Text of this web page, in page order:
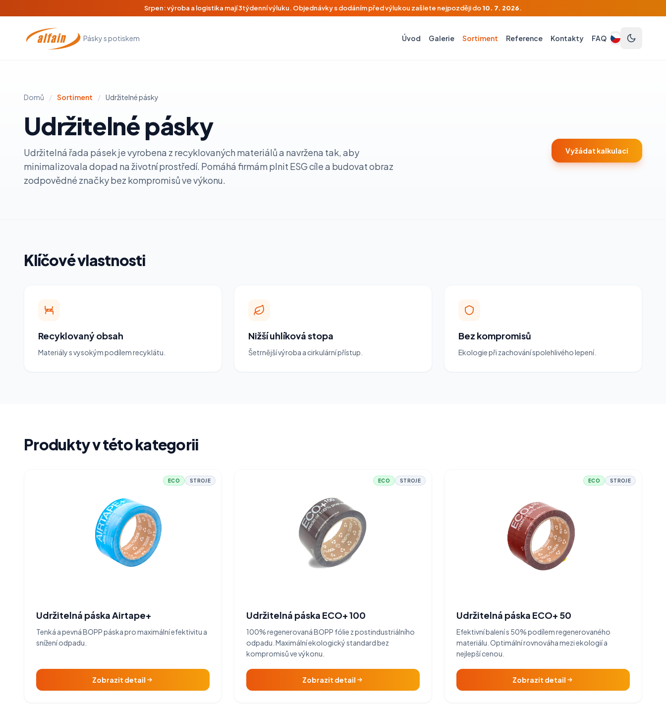
Srpen: výroba a logistika mají 3týdenní výluku. Objednávky s dodáním před výlukou zašlete nejpozději do10. 7. 2026.
Pásky s potiskem Úvod Galerie Sortiment Reference Kontakty FAQ
Domů / Sortiment / Udržitelné pásky
Udržitelné pásky
Udržitelná řada pásek je vyrobena z recyklovaných materiálů a navržena tak, aby
minimalizovala dopad na životní prostředí. Pomáhá firmám plnit ESG cíle a budovat obraz
zodpovědné značky bez kompromisů ve výkonu.
Vyžádat kalkulaci
Klíčové vlastnosti
Recyklovaný obsah
Materiály s vysokým podílem recyklátu.
Nižší uhlíková stopa
Šetrnější výroba a cirkulární přístup.
Bez kompromisů
Ekologie při zachování spolehlivého lepení.
Produkty v této kategorii
ECO STROJE
Udržitelná páska Airtape+
Tenká a pevná BOPP páska pro maximální efektivitu a
snížení odpadu.
Zobrazit detail
ECO STROJE
Udržitelná páska ECO+ 100
100% regenerovaná BOPP fólie z postindustriálního
odpadu. Maximální ekologický standard bez
kompromisů ve výkonu.
Zobrazit detail
ECO STROJE
Udržitelná páska ECO+ 50
Efektivní balení s 50% podílem regenerovaného
materiálu. Optimální rovnováha mezi ekologií a
nejlepší cenou.
Zobrazit detail